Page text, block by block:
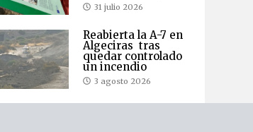
31 julio 2026
Reabierta la A-7 en
Algeciras tras
quedar controlado
un incendio
3 agosto 2026